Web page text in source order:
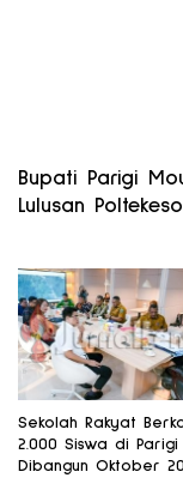
Bupati Parigi
Lulusan
Sekolah Rakyat
2.000 Siswa di
Dibangun Oktober